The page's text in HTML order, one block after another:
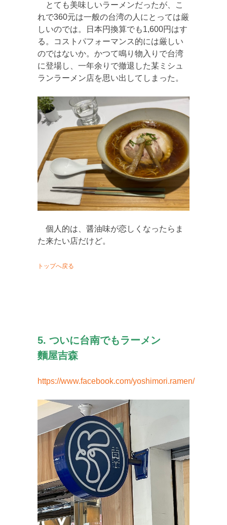
とても美味しいラーメンだったが、こ
れで360元は一般の台湾の人にとっては厳
しいのでは。日本円換算でも1,600円はす
る。コストパフォーマンス的には厳しい
のではないか。かつて鳴り物入りで台湾
に登場し、一年余りで撤退した某ミシュ
ランラーメン店を思い出してしまった。
個人的は、醤油味が恋しくなったらま
た来たい店だけど。
トップへ戻る
5. ついに台南でもラーメン
麵屋吉森
https://www.facebook.com/yoshimori.ramen/